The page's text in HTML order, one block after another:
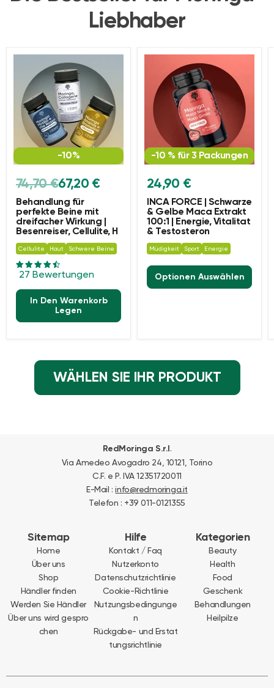
Liebhaber
-10%
Ursprünglicher
Preis
74,70 €Aktueller
Preis
67,20 €
Behandlung für
perfekte Beine mit
dreifacher Wirkung |
Besenreiser, Cellulite, H
Cellulite Haut Schwere Beine
27 Bewertungen
In Den Warenkorb
Legen
-10 % für 3 Packungen
24,90 €
INCA FORCE | Schwarze
& Gelbe Maca Extrakt
100:1 | Energie, Vitalitat
& Testosteron
Müdigkeit Sport Energie
Optionen Auswählen
WÄHLEN SIE IHR PRODUKT
RedMoringa S.r.l .
Via Amedeo Avogadro 24, 10121, Torino
C.F. e P. IVA 12351720011
E-Mail :info@redmoringa.it
Telefon : +39 011-0121355
Sitemap
Home
Über uns
Shop
Händler finden
Werden Sie Händler
Über uns wird gespro
chen
Hilfe
Kontakt / Faq
Nutzerkonto
Datenschutzrichtlinie
Cookie-Richtlinie
Nutzungsbedingunge
n
Rückgabe- und Erstat
tungsrichtlinie
Kategorien
Beauty
Health
Food
Geschenk
Behandlungen
Heilpilze